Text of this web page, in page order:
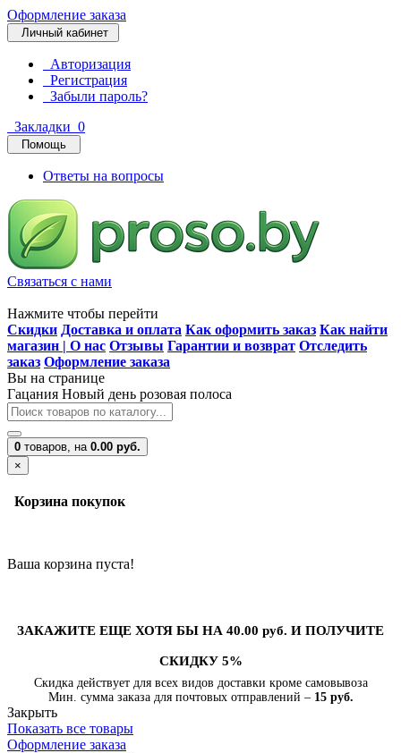
Оформление заказа
Личный кабинет
Авторизация
Регистрация
Забыли пароль?
Закладки 0
Помощь
Ответы на вопросы
Связаться с нами
Нажмите чтобы перейти
Скидки Доставка и оплата Как оформить заказ Как найти
магазин | О нас Отзывы Гарантии и возврат Отследить
заказ Оформление заказа
Вы на странице
Гацания Новый день розовая полоса
0 товаров, на 0.00 руб.
×
Корзина покупок
Ваша корзина пуста!
ЗАКАЖИТЕ ЕЩЕ ХОТЯ БЫ НА 40.00 руб. И ПОЛУЧИТЕ
СКИДКУ 5%
Скидка действует для всех видов доставки кроме самовывоза
Мин. сумма заказа для почтовых отправлений – 15 руб.
Закрыть
Показать все товары
Оформление заказа